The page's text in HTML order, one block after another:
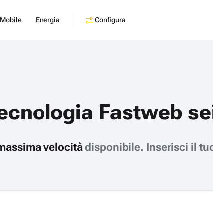
Mobile Energia Configura